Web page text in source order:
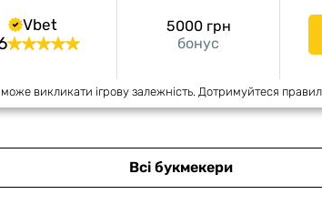
Vbet
бонус
5000 грн
викликати ігрову залежність. Дотримуйтеся правил
Всі букмекери